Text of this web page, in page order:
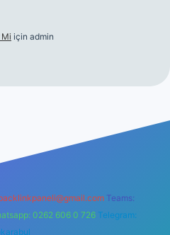
için admin
Teams:
0262 606 0 726 Telegram: